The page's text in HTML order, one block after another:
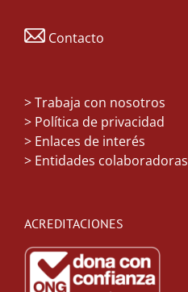
Contacto
>Trabaja con nosotros
> Política de privacidad
> Enlaces de interés
> Entidades colaboradoras
ACREDITACIONES